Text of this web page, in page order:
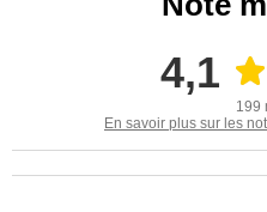
4,1
199
En savoir plus sur les